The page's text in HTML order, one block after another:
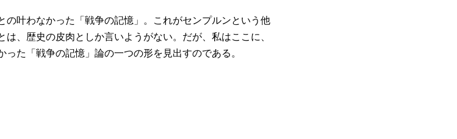
叶わなかった「戦争の記憶」。これがセンプルンという他
、歴史の皮肉としか言いようがない。だが、私はここに、
た「戦争の記憶」論の一つの形を見出すのである。